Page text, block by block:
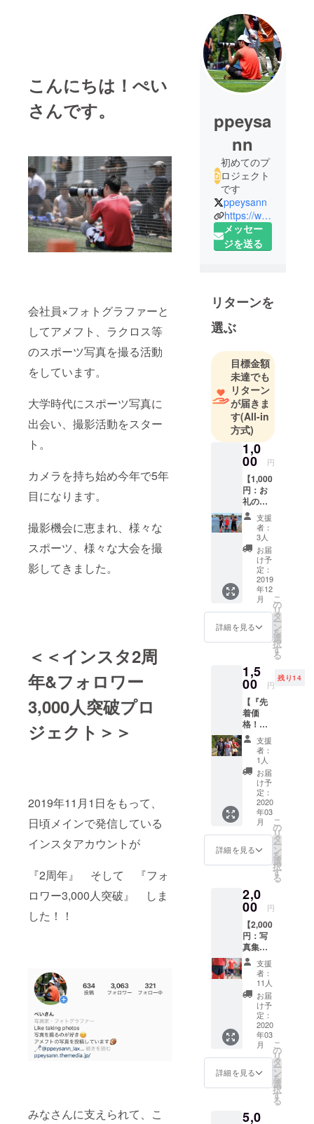
こんにちは！ぺい
さんです。
会社員×フォトグラファーと
してアメフト、ラクロス等
のスポーツ写真を撮る活動
をしています。
大学時代にスポーツ写真に
出会い、撮影活動をスター
ト。
カメラを持ち始め今年で5年
目になります。
撮影機会に恵まれ、様々な
スポーツ、様々な大会を撮
影してきました。
＜＜インスタ2周
年&フォロワー
3,000人突破プロ
ジェクト＞＞
2019年11月1日をもって、
日頃メインで発信している
インスタアカウントが
『2周年』 そして 『フォ
ロワー3,000人突破』 しま
した！！
みなさんに支えられて、こ
ppeysa
nn
初めてのプ
ロジェクト
です
ppeysann
https://www.instagram.com/ppeysann/
メッセー
ジを送る
リターンを
選ぶ
目標金額
未達でも
リターン
が届きま
す(All-in
方式)
1,0
00 円
【1,000
円：お
礼の
メッ
セー
ジ】 い
つも応
援して
くださ
方々、
本当に
ありが
とうご
ざいま
す！ ぺ
を応援
してく
ださる
人達
へ、
メール
にて感
謝の気
持ちを
お伝え
しま
す！
支援
者：
3人
お届
け予
定：
2019
年12
月
詳細を見る
こ
の
リ
タ
ー
ン
を
選
択
す
る
1,5
00 円
残り14
【『先
着価
格！』
1,500
円：写
真集】
・年度
末に完
成予定
の写真
支援
者：
1人
お届
け予
定：
2020
年03
月
詳細を見る
こ
の
リ
タ
ー
ン
を
選
択
す
る
2,0
00 円
【2,000
円：写
真集】
・年度
末に完
成予定
の写真
支援
者：
11人
お届
け予
定：
2020
年03
月
詳細を見る
こ
の
リ
タ
ー
ン
を
選
択
す
る
5,0